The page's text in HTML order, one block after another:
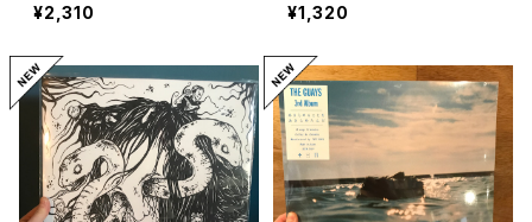
¥2,310
¥1,320